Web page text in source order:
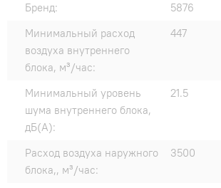
Бренд:
5876
Минимальный расход
воздуха внутреннего
блока, м³/час:
447
Минимальный уровень
шума внутреннего блока,
дБ(А):
21.5
Расход воздуха наружного
блока,, м³/час:
3500